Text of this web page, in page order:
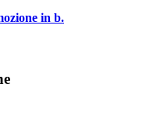
in b.